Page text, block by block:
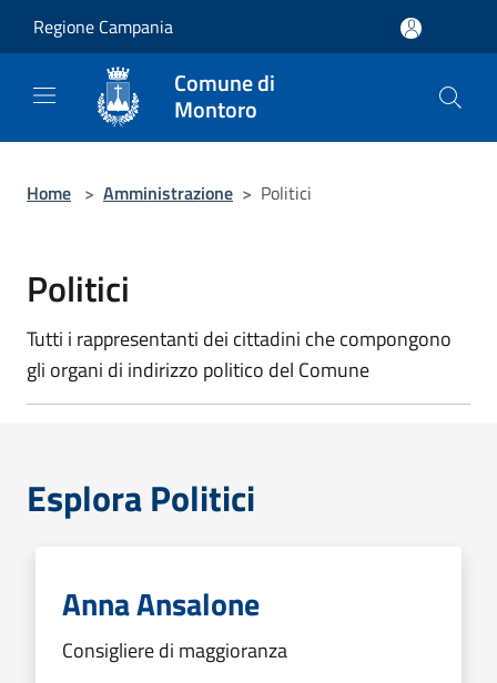
Regione Campania
Comune di
Montoro
Home > Amministrazione > Politici
Politici
Tutti i rappresentanti dei cittadini che compongono
gli organi di indirizzo politico del Comune
Esplora Politici
Anna Ansalone
Consigliere di maggioranza